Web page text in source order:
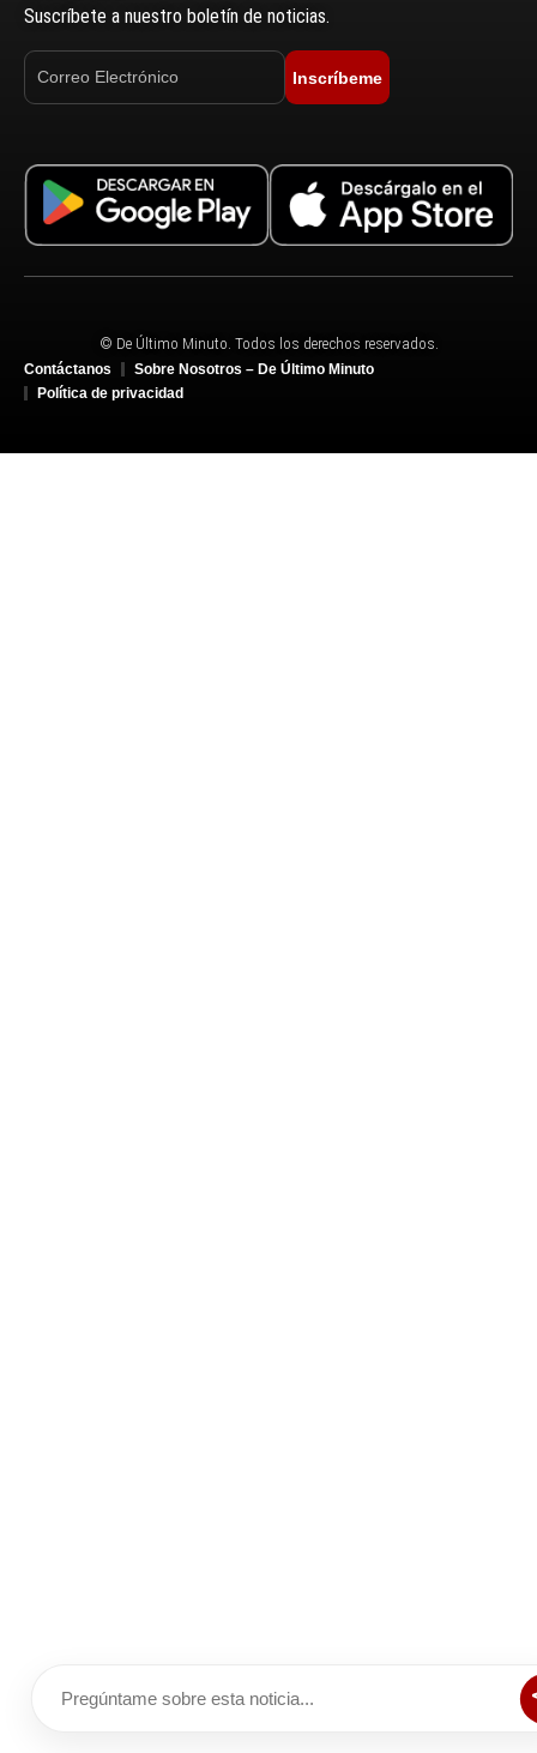
Suscríbete a nuestro boletín de noticias.
Inscríbeme
© De Último Minuto. Todos los derechos reservados.
Contáctanos
Sobre Nosotros – De Último Minuto
Política de privacidad